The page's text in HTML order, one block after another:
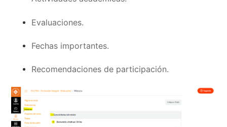
Evaluaciones.
Fechas importantes.
Recomendaciones de participación.